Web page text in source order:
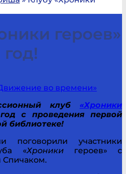
героев»
год!
во времени»
клуб «Хроники
с проведения первой
библиотеке!
участники
«Хроникигероев» с
Спичаком.